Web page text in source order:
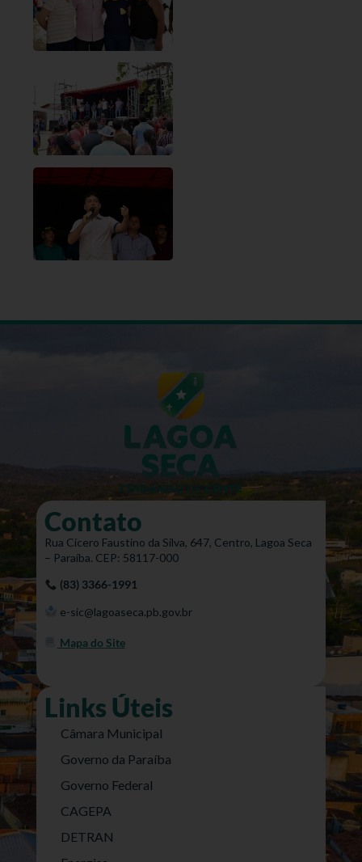
Contato
Rua Cícero Faustino da Silva, 647, Centro, Lagoa Seca
– Paraíba. CEP: 58117-000
(83) 3366-1991
e-sic@lagoaseca.pb.gov.br
Mapa do Site
Links Úteis
Câmara Municipal
Governo da Paraíba
Governo Federal
CAGEPA
DETRAN